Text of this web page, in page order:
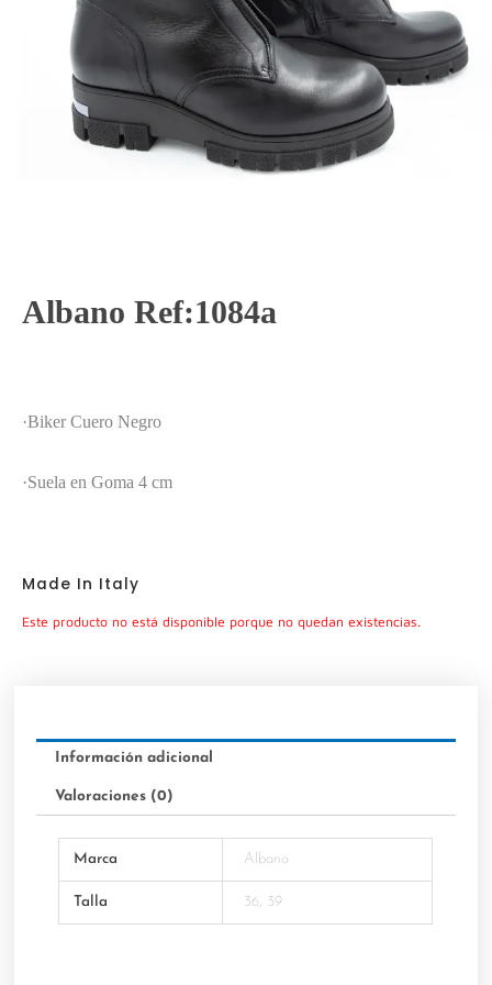
Albano Ref:1084a
·Biker Cuero Negro
·Suela en Goma 4 cm
Made In Italy
Este producto no está disponible porque no quedan existencias.
Información adicional
Valoraciones (0)
Marca Albano
Talla 36, 39